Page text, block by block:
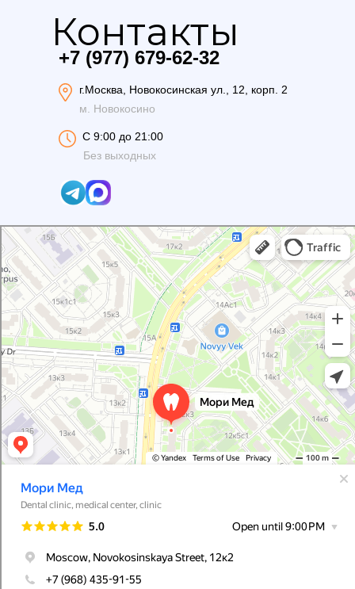
Без выходных
С 9:00 до 21:00
м. Новокосино
г.Москва, Новокосинская ул., 12, корп. 2
+7 (977) 679-62-32
Контакты
Мори Мед
Dental clinic in Moscow